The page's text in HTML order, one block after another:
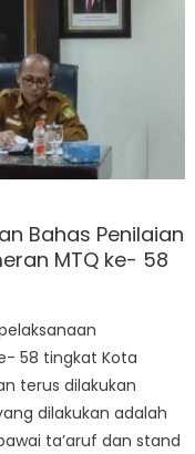
Bahas Penilaian
MTQ ke- 58
58 tingkat Kota
terus dilakukan
dilakukan adalah
ta’aruf dan stand